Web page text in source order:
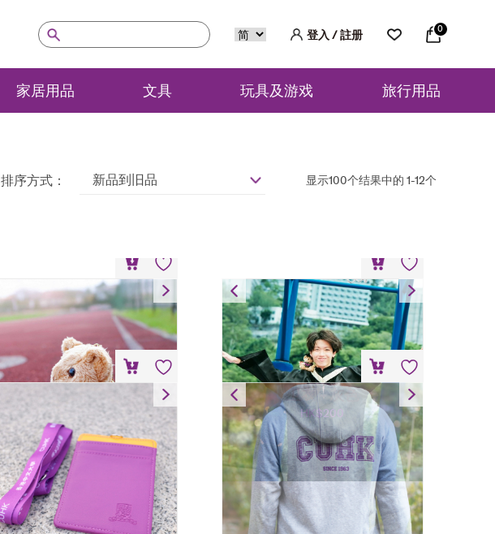
登入 / 註册 0
家居用品 文具 玩具及游戏 旅行用品
排序方式： 新品到旧品 显示100个结果中的 1-12个
小熊匙扣 – 体育服
HK$80
小熊匙扣 – 毕业袍
HK$148
证件套 卫衣 – 灰色
HK$200